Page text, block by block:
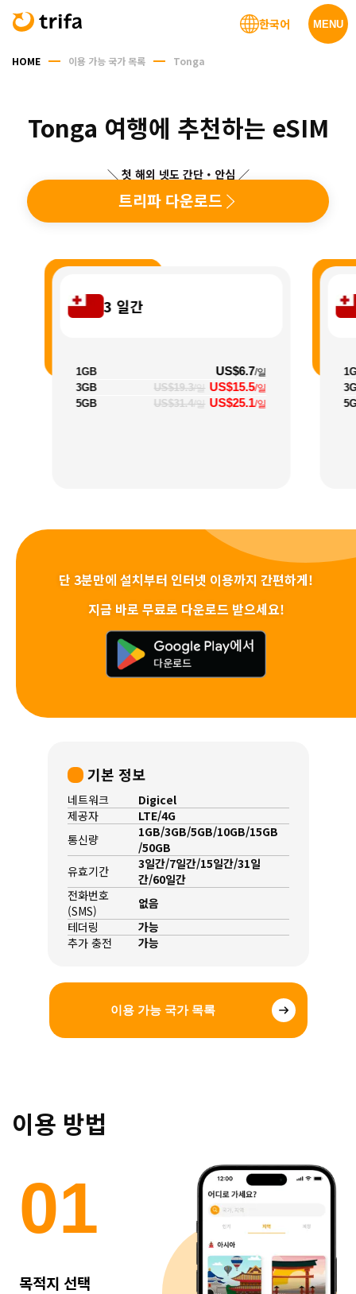
MENU
한국어
HOME 이용 가능 국가 목록 Tonga
Tonga 여행에 추천하는 eSIM
＼ 첫 해외 넷도 간단・안심 ／
트리파 다운로드
3 일간
1GB US$6.7/일
3GB US$19.3/일 US$15.5/일
5GB US$31.4/일 US$25.1/일
단 3분만에 설치부터 인터넷 이용까지 간편하게!
지금 바로 무료로 다운로드 받으세요!
기본 정보
네트워크
Digicel
제공자
LTE/4G
통신량
1GB/3GB/5GB/10GB/15GB
/50GB
유효기간
3일간/7일간/15일간/31일
간/60일간
전화번호
(SMS)
없음
테더링
가능
추가 충전
가능
이용 가능 국가 목록
이용 방법
01
목적지 선택